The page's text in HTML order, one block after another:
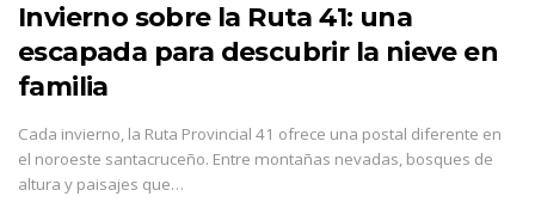
Invierno sobre la Ruta 41: una
escapada para descubrir la nieve en
familia
Cada invierno, la Ruta Provincial 41 ofrece una postal diferente en
el noroeste santacruceño. Entre montañas nevadas, bosques de
altura y paisajes que…